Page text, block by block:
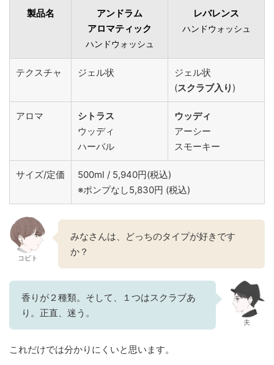
製品名
アンドラム
アロマティック
ハンドウォッシュ
レバレンス
ハンドウォッシュ
テクスチャ ジェル状
ジェル状
(スクラブ入り )
アロマ
シトラス
ウッディ
ハーバル
ウッディ
アーシー
スモーキー
サイズ/定価
500ml / 5,940円(税込)
※ポンプなし5,830円 (税込)
コビト
みなさんは、どっちのタイプが好きです
か？
香りが２種類。そして、１つはスクラブあ
り。正直、迷う。
夫
これだけでは分かりにくいと思います。